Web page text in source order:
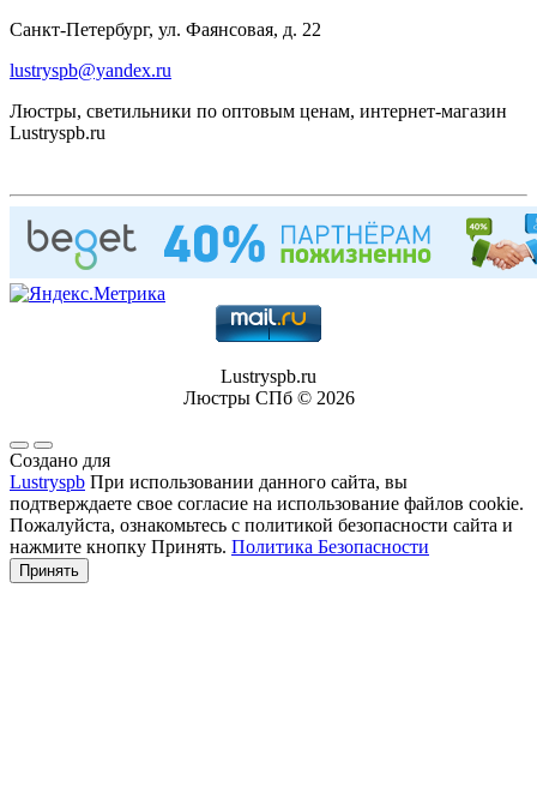
Санкт-Петербург, ул. Фаянсовая, д. 22
lustryspb@yandex.ru
Люстры, светильники по оптовым ценам, интернет-магазин
Lustryspb.ru
Lustryspb.ru
Люстры СПб © 2026
Создано для
Lustryspb При использовании данного сайта, вы
подтверждаете свое согласие на использование файлов cookie.
Пожалуйста, ознакомьтесь с политикой безопасности сайта и
нажмите кнопку Принять. Политика Безопасности
Принять